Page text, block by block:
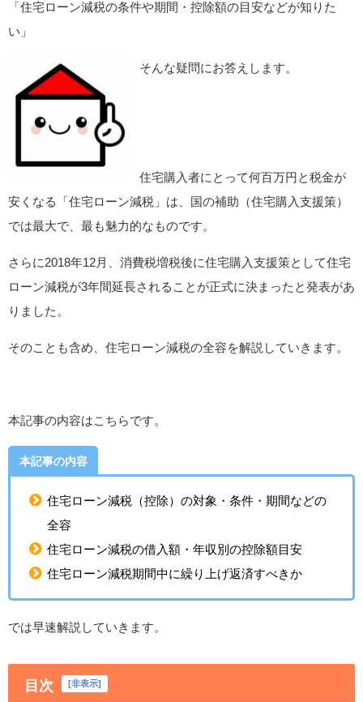
「住宅ローン減税の条件や期間・控除額の目安などが知りた
い」
そんな疑問にお答えします。
住宅購入者にとって何百万円と税金が
安くなる「住宅ローン減税」は、国の補助（住宅購入支援策）
では最大で、最も魅力的なものです。
さらに2018年12月、消費税増税後に住宅購入支援策として住宅
ローン減税が3年間延長されることが正式に決まったと発表があ
りました。
そのことも含め、住宅ローン減税の全容を解説していきます。
本記事の内容はこちらです。
本記事の内容
住宅ローン減税（控除）の対象・条件・期間などの
全容
住宅ローン減税の借入額・年収別の控除額目安
住宅ローン減税期間中に繰り上げ返済すべきか
では早速解説していきます。
目次 [非表示]